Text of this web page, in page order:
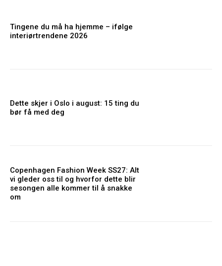
Tingene du må ha hjemme – ifølge
interiørtrendene 2026
Dette skjer i Oslo i august: 15 ting du
bør få med deg
Copenhagen Fashion Week SS27: Alt
vi gleder oss til og hvorfor dette blir
sesongen alle kommer til å snakke
om